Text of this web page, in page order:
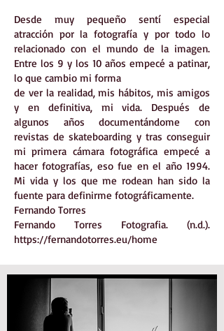
Desde muy pequeño sentí especial
atracción por la fotografía y por todo lo
relacionado con el mundo de la imagen.
Entre los 9 y los 10 años empecé a patinar,
lo que cambio mi forma
de ver la realidad, mis hábitos, mis amigos
y en definitiva, mi vida. Después de
algunos años documentándome con
revistas de skateboarding y tras conseguir
mi primera cámara fotográfica empecé a
hacer fotografías, eso fue en el año 1994.
Mi vida y los que me rodean han sido la
fuente para definirme fotográficamente.
Fernando Torres
Fernando Torres Fotografia. (n.d.).
https://fernandotorres.eu/home